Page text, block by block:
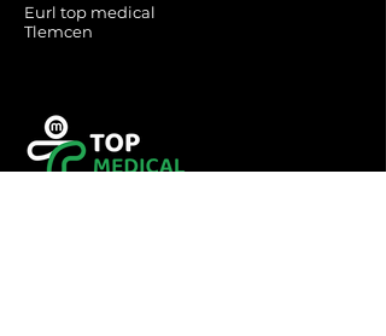
Eurl top medical
Tlemcen